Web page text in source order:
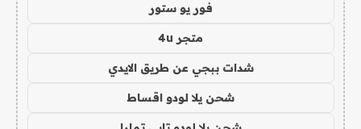
فور يو ستور
متجر 4u
شدات ببجي عن طريق الايدي
شحن يلا لودو اقساط